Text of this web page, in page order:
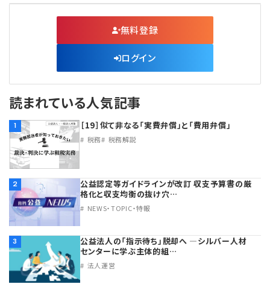
法人運営
評議員会・社員総会
理事・監事
評議員
登記関連
定款関連
法改正-法人運営
定期提出書類
会計処理
寄附
税務
インボイス
電子帳簿保存法
労務
労務管理
給与計算
法改正-労務
法務
法務
利益相反取引
個人情報
法改正-法務
経営
資産運用
IT
連載
連載
論壇
カレンダー
NEWS・TOPIC・特報
【連載】公益法人制度のリアル
【連載】これからの時代の資産運用
【連載】採用・定着・育成のための人事戦略
【連載】事例に学ぶ立入検査で想定される指摘事項
無料記事
公益・一般法人オンラインとは
登録案内
無料登録
ログイン
読まれている人気記事
1 ［19］似て非なる「実費弁償」と「費用弁償」
税務 税務解説
2
公益認定等ガイドラインが改訂 収支予算書の厳
格化と収支均衡の抜け穴…
NEWS・TOPIC・特報
3
公益法人の「指示待ち」脱却へ ―シルバー人材
センターに学ぶ主体的組…
法人運営